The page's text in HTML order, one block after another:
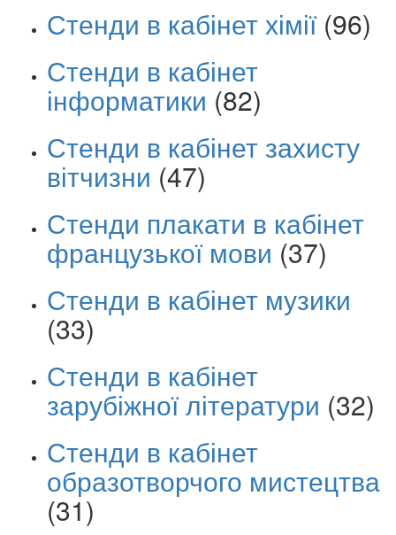
Стенди в кабінет хімії (96)
Стенди в кабінет
інформатики (82)
Стенди в кабінет захисту
вітчизни (47)
Стенди плакати в кабінет
французької мови (37)
Стенди в кабінет музики
(33)
Стенди в кабінет
зарубіжної літератури (32)
Стенди в кабінет
образотворчого мистецтва
(31)